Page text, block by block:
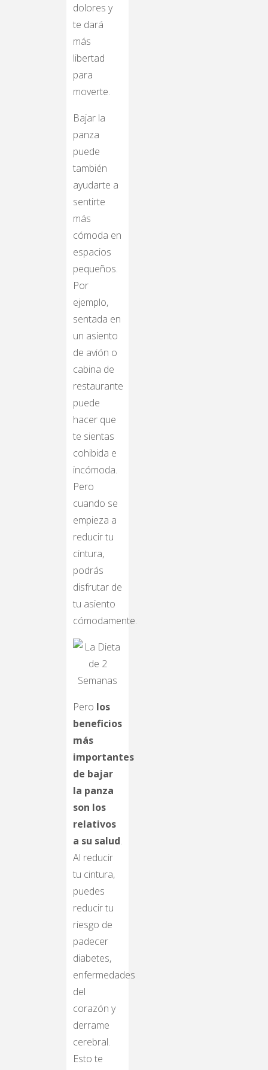
dolores y
te dará
más
libertad
para
moverte.
Bajar la
panza
puede
también
ayudarte a
sentirte
más
cómoda en
espacios
pequeños.
Por
ejemplo,
sentada en
un asiento
de avión o
cabina de
restaurante
puede
hacer que
te sientas
cohibida e
incómoda.
Pero
cuando se
empieza a
reducir tu
cintura,
podrás
disfrutar de
tu asiento
cómodamente.
Pero los
beneficios
más
importantes
de bajar
la panza
son los
relativos
a su salud.
Al reducir
tu cintura,
puedes
reducir tu
riesgo de
padecer
diabetes,
enfermedades
del
corazón y
derrame
cerebral.
Esto te